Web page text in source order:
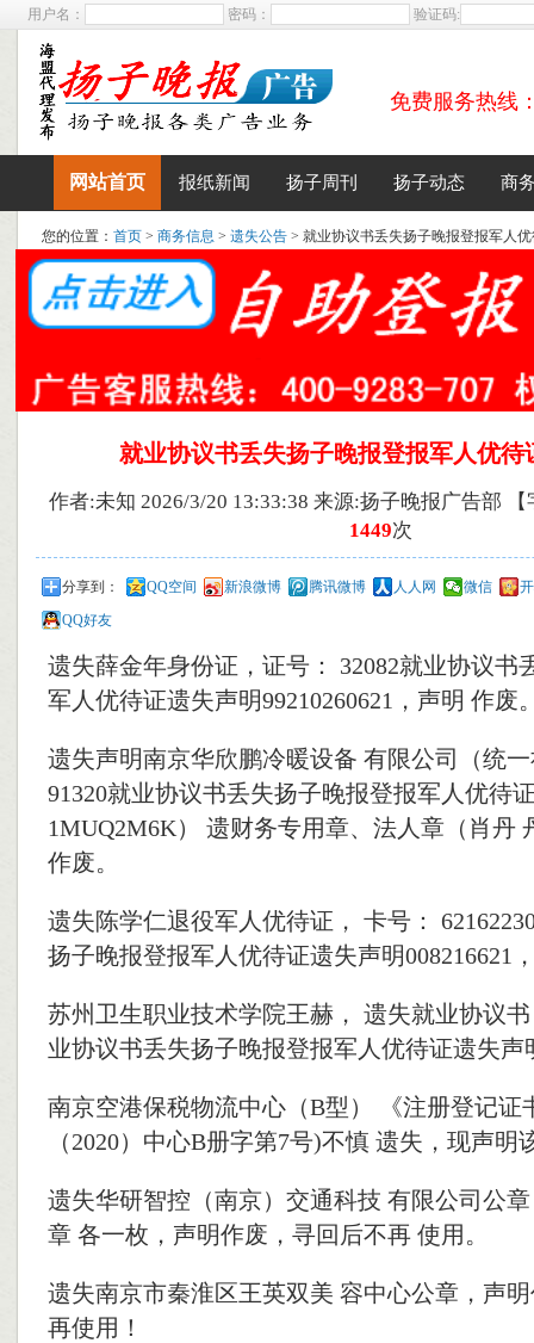
用户名： 密码： 验证码:
免费服务热线
网站首页 报纸新闻 扬子周刊 扬子动态 商
您的位置： 首页 > 商务信息 > 遗失公告 > 就业协议书丢失扬子晚报登报军人
就业协议书丢失扬子晚报登报军人优待
作者:未知 2026/3/20 13:33:38 来源:扬子晚报广告部
1449次
分享到： QQ空间 新浪微博 腾讯微博 人人网 微信
QQ好友
遗失薛金年身份证，证号： 32082就业协议书
军人优待证遗失声明99210260621，声明 作废
遗失声明南京华欣鹏冷暖设备 有限公司（统
91320就业协议书丢失扬子晚报登报军人优待
1MUQ2M6K） 遗财务专用章、法人章（肖丹
作废。
遗失陈学仁退役军人优待证， 卡号：
扬子晚报登报军人优待证遗失声明008216621
苏州卫生职业技术学院王赫， 遗失就业协议
业协议书丢失扬子晚报登报军人优待证遗失声
南京空港保税物流中心（B型） 《注册登记证
（2020）中心B册字第7号)不慎 遗失，现声
遗失华研智控（南京）交通科技 有限公司公
章 各一枚，声明作废，寻回后不再 使用。
遗失南京市秦淮区王英双美 容中心公章，声
再使用！